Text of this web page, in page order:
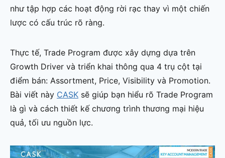
như tập hợp các hoạt động rời rạc thay vì một chiến
lược có cấu trúc rõ ràng.
Thực tế, Trade Program được xây dựng dựa trên
Growth Driver và triển khai thông qua 4 trụ cột tại
điểm bán: Assortment, Price, Visibility và Promotion.
Bài viết này CASK sẽ giúp bạn hiểu rõ Trade Program
là gì và cách thiết kế chương trình thương mại hiệu
quả, tối ưu nguồn lực.